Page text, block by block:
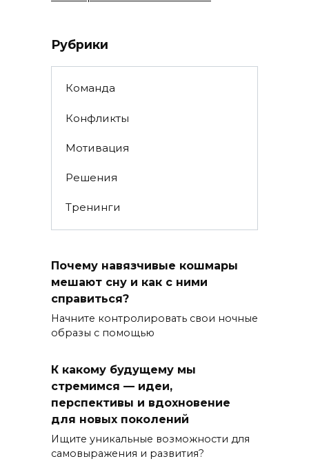
Рубрики
Команда
Конфликты
Мотивация
Решения
Тренинги
Почему навязчивые кошмары
мешают сну и как с ними
справиться?
Начните контролировать свои ночные
образы с помощью
К какому будущему мы
стремимся — идеи,
перспективы и вдохновение
для новых поколений
Ищите уникальные возможности для
самовыражения и развития?